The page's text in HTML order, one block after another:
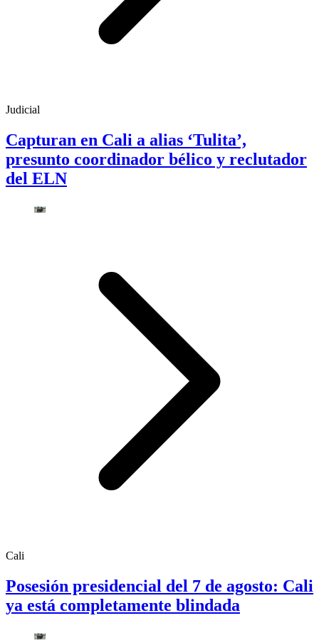
Judicial
Capturan en Cali a alias ‘Tulita’,
presunto coordinador bélico y reclutador
del ELN
Cali
Posesión presidencial del 7 de agosto: Cali
ya está completamente blindada